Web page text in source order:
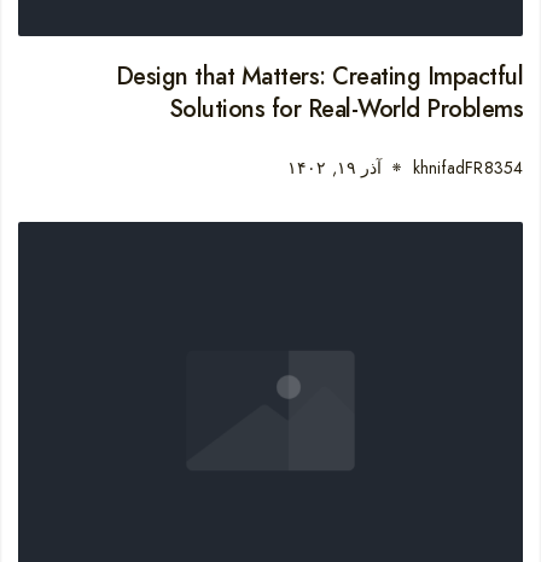
Design that Matters: Creating Impactful
Solutions for Real-World Problems
khnifadFR8354 آذر ۱۹, ۱۴۰۲